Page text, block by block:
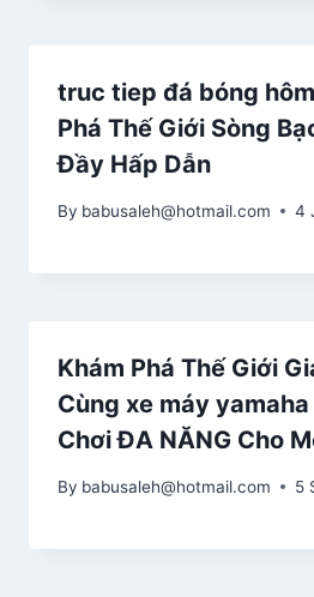
truc tiep đá bóng
Phá Thế Giới Sòng
Đầy Hấp Dẫn
By babusaleh@hotmail.com 4
Khám Phá Thế Giới
Cùng xe máy yamaha
Chơi ĐA NĂNG Cho
By babusaleh@hotmail.com 5